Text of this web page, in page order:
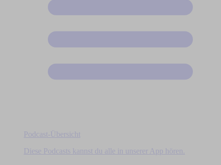
Podcast-Übersicht
Diese Podcasts kannst du alle in unserer App hören.